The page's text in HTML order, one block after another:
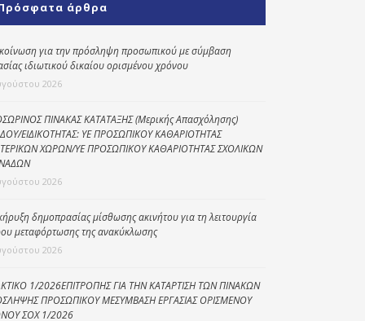
Kοινωνικό
φαρμακείο
Πρόγραμμα
“Βοήθεια στο σπίτι”
Κέντρο Ημερήσιας
Φροντίδας
άρθρα
για την πρόσληψη προσωπικού με σύμβαση
ιδιωτικού δικαίου ορισμένου χρόνου
2026
ΠΙΝΑΚΑΣ ΚΑΤΑΤΑΞΗΣ (Μερικής Απασχόλησης)
ΕΙΔΙΚΟΤΗΤΑΣ: ΥΕ ΠΡΟΣΩΠΙΚΟΥ ΚΑΘΑΡΙΟΤΗΤΑΣ
ΧΩΡΩΝ/ΥΕ ΠΡΟΣΩΠΙΚΟΥ ΚΑΘΑΡΙΟΤΗΤΑΣ ΣΧΟΛΙΚΩΝ
2026
δημοπρασίας μίσθωσης ακινήτου για τη λειτουργία
μεταφόρτωσης της ανακύκλωσης
2026
1/2026ΕΠΙΤΡΟΠΗΣ ΓΙΑ ΤΗΝ ΚΑΤΑΡΤΙΣΗ ΤΩΝ ΠΙΝΑΚΩΝ
ΠΡΟΣΩΠΙΚΟΥ ΜΕΣΥΜΒΑΣΗ ΕΡΓΑΣΙΑΣ ΟΡΙΣΜΕΝΟΥ
ΣΟΧ 1/2026